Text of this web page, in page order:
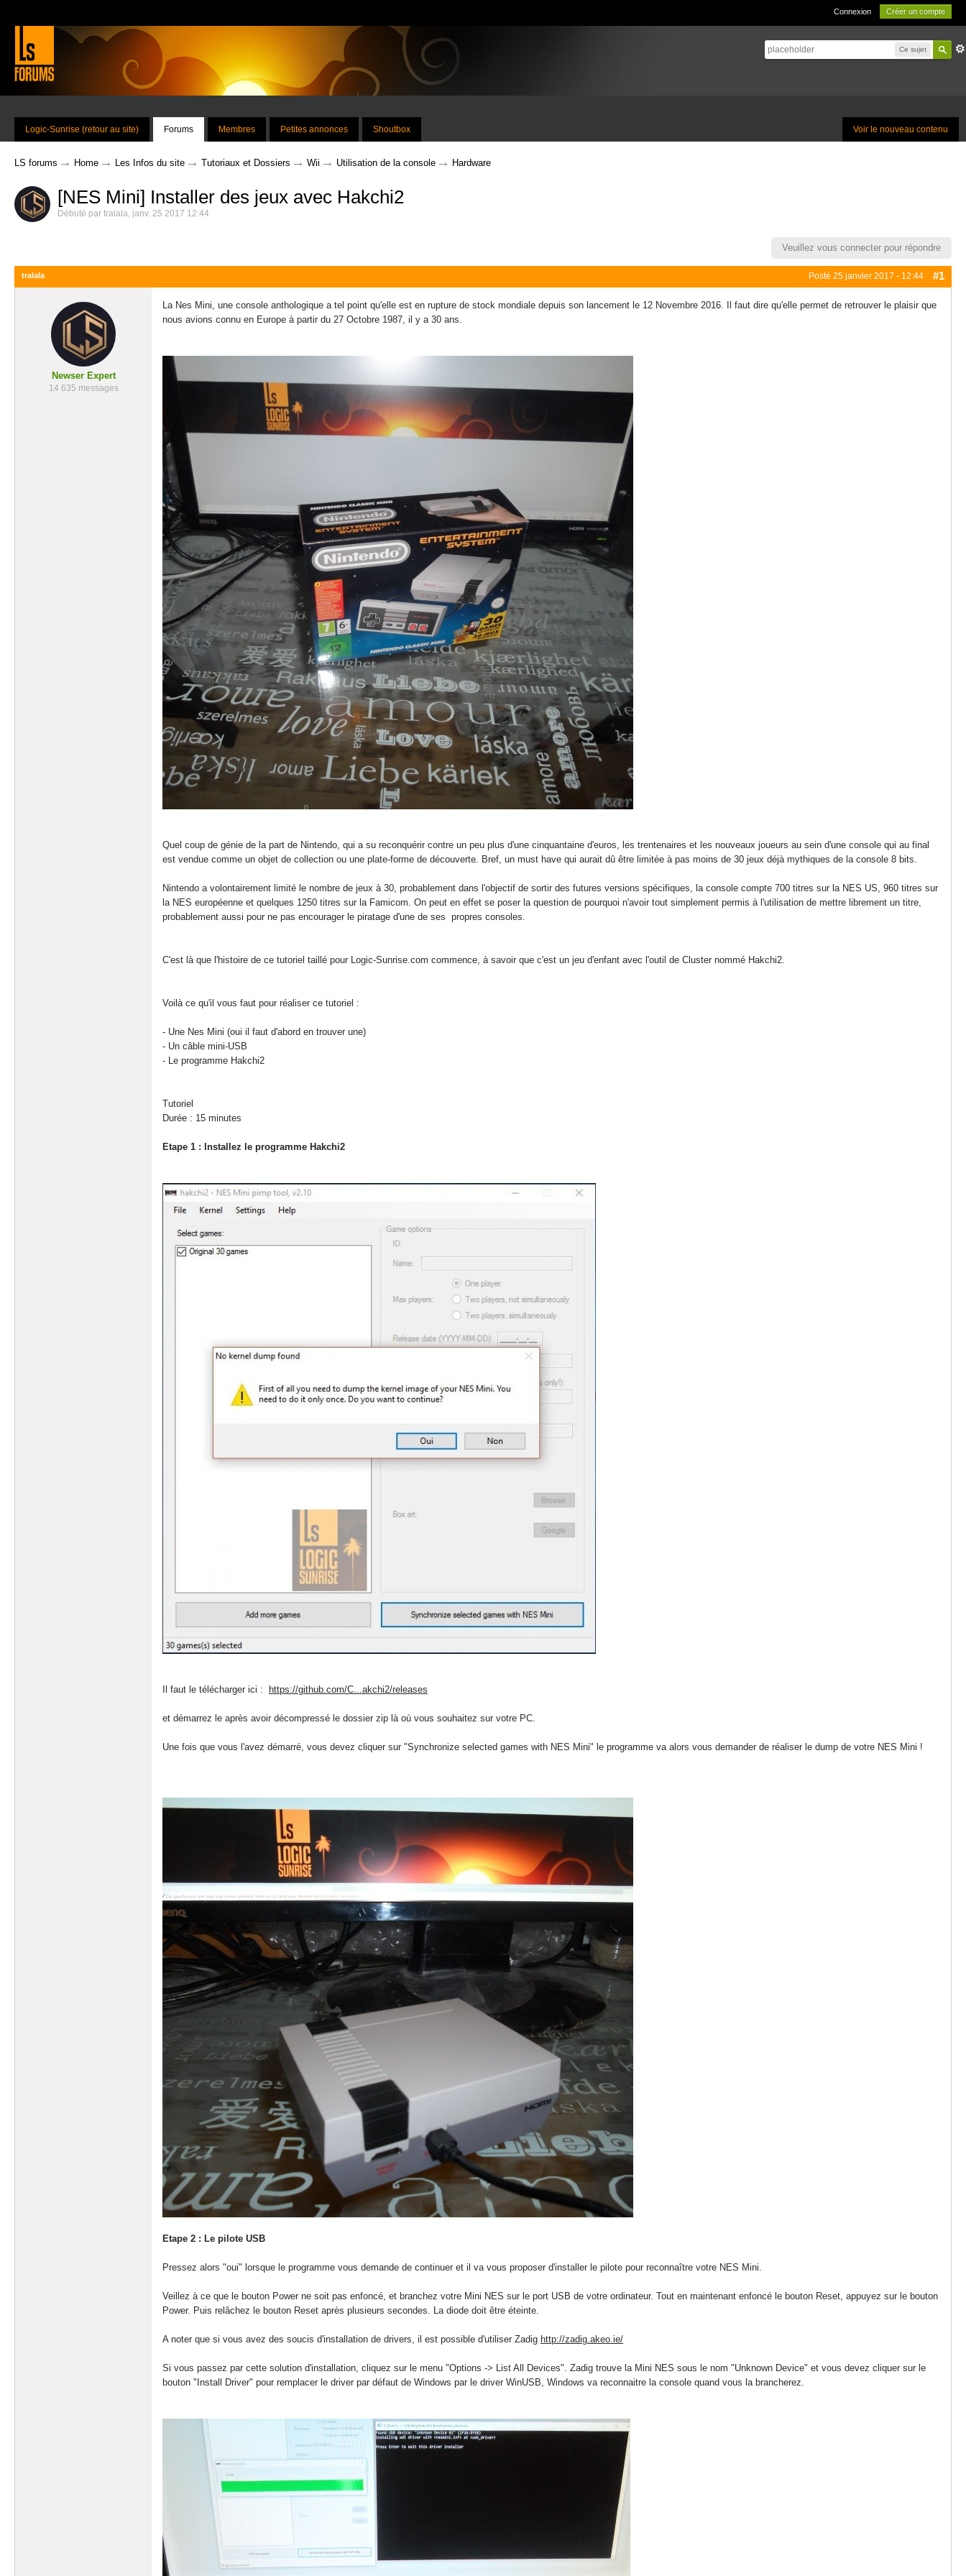
Connexion Créer un compte
Ce sujet
Voir le nouveau contenu
Logic-Sunrise (retour au site) Forums Membres Petites annonces Shoutbox
LS forums → Home → Les Infos du site → Tutoriaux et Dossiers → Wii → Utilisation de la console → Hardware
[NES Mini] Installer des jeux avec Hakchi2
Débuté par tralala, janv. 25 2017 12:44
Veuillez vous connecter pour répondre
Posté 25 janvier 2017 - 12:44 #1
tralala
Newser Expert
14 635 messages
La Nes Mini, une console anthologique a tel point qu'elle est en rupture de stock mondiale depuis son lancement le 12 Novembre 2016. Il faut dire qu'elle permet de retrouver le plaisir que
nous avions connu en Europe à partir du 27 Octobre 1987, il y a 30 ans.
Quel coup de génie de la part de Nintendo, qui a su reconquérir contre un peu plus d'une cinquantaine d'euros, les trentenaires et les nouveaux joueurs au sein d'une console qui au final
est vendue comme un objet de collection ou une plate-forme de découverte. Bref, un must have qui aurait dû être limitée à pas moins de 30 jeux déjà mythiques de la console 8 bits.
Nintendo a volontairement limité le nombre de jeux à 30, probablement dans l'objectif de sortir des futures versions spécifiques, la console compte 700 titres sur la NES US, 960 titres sur
la NES européenne et quelques 1250 titres sur la Famicom. On peut en effet se poser la question de pourquoi n'avoir tout simplement permis à l'utilisation de mettre librement un titre,
probablement aussi pour ne pas encourager le piratage d'une de ses propres consoles.
C'est là que l'histoire de ce tutoriel taillé pour Logic-Sunrise.com commence, à savoir que c'est un jeu d'enfant avec l'outil de Cluster nommé Hakchi2.
Voilà ce qu'il vous faut pour réaliser ce tutoriel :
- Une Nes Mini (oui il faut d'abord en trouver une)
- Un câble mini-USB
- Le programme Hakchi2
Tutoriel
Durée : 15 minutes
Etape 1 : Installez le programme Hakchi2
Il faut le télécharger ici : https://github.com/C...akchi2/releases
et démarrez le après avoir décompressé le dossier zip là où vous souhaitez sur votre PC.
Une fois que vous l'avez démarré, vous devez cliquer sur "Synchronize selected games with NES Mini" le programme va alors vous demander de réaliser le dump de votre NES Mini !
Etape 2 : Le pilote USB
Pressez alors "oui" lorsque le programme vous demande de continuer et il va vous proposer d'installer le pilote pour reconnaître votre NES Mini.
Veillez à ce que le bouton Power ne soit pas enfoncé, et branchez votre Mini NES sur le port USB de votre ordinateur. Tout en maintenant enfoncé le bouton Reset, appuyez sur le bouton
Power. Puis relâchez le bouton Reset après plusieurs secondes. La diode doit être éteinte.
A noter que si vous avez des soucis d'installation de drivers, il est possible d'utiliser Zadig http://zadig.akeo.ie/
Si vous passez par cette solution d'installation, cliquez sur le menu "Options -> List All Devices". Zadig trouve la Mini NES sous le nom "Unknown Device" et vous devez cliquer sur le
bouton "Install Driver" pour remplacer le driver par défaut de Windows par le driver WinUSB, Windows va reconnaitre la console quand vous la brancherez.